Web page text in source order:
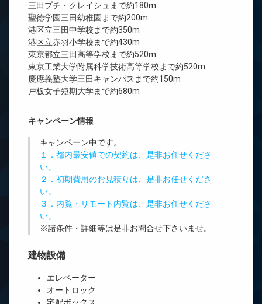
三田プチ・クレイシュまで約180m
聖徳学園三田幼稚園まで約200m
港区立三田中学校まで約350m
港区立赤羽小学校まで約430m
東京都立三田高等学校まで約520m
東京工業大学附属科学技術高等学校まで約520m
慶應義塾大学三田キャンパスまで約150m
戸板女子短期大学まで約680m
キャンペーン情報
キャンペーン中です。
１．都内最安値での契約は、是非お任せくださ
い。
２．初期費用のお見積りは、是非お任せくださ
い。
３．内覧・リモート内覧は、是非お任せくださ
い。
※諸条件・詳細等は是非お問合せ下さいませ。
建物設備
エレベーター
オートロック